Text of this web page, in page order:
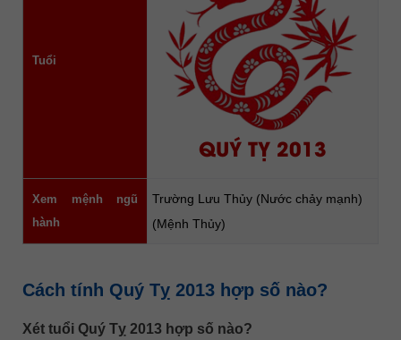
Tuổi
QUÝ TỴ 2013
Xem mệnh ngũ
hành
Trường Lưu Thủy (Nước chảy mạnh)
(Mệnh Thủy)
Cách tính Quý Tỵ 2013 hợp số nào?
Xét tuổi Quý Tỵ 2013 hợp số nào?